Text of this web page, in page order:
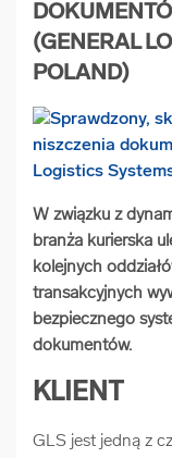
Archiwizowanie
Przechowywanie
Usługi
Osuszanie
Pozostałe usługi
(GENERAL
POLAND)
W związku z
branża kurierska
kolejnych
transakcyjnych
bezpiecznego
dokumentów.
KLIENT
GLS jest jedną z